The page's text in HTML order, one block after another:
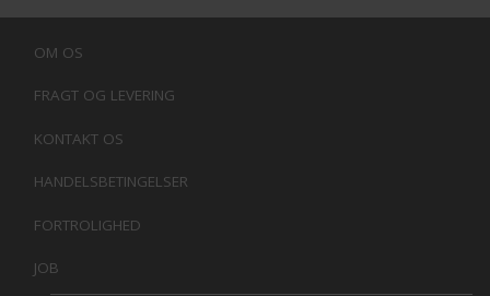
OM OS
FRAGT OG LEVERING
KONTAKT OS
HANDELSBETINGELSER
FORTROLIGHED
JOB